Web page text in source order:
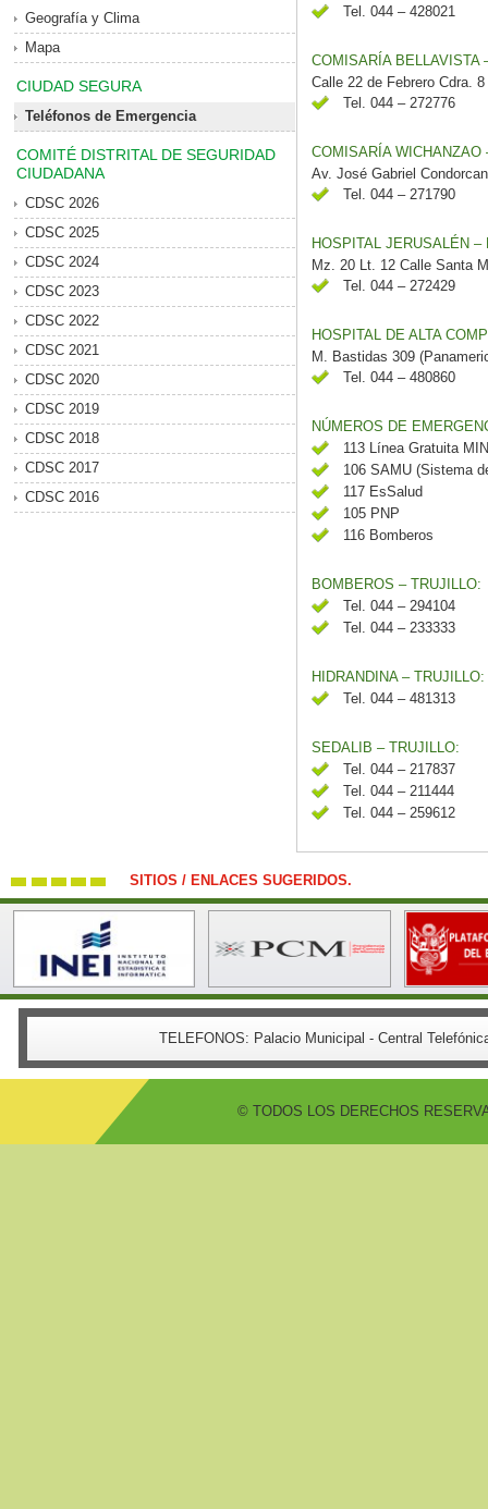
Geografía y Clima
Mapa
CIUDAD SEGURA
Teléfonos de Emergencia
COMITÉ DISTRITAL DE SEGURIDAD
CIUDADANA
CDSC 2026
CDSC 2025
CDSC 2024
CDSC 2023
CDSC 2022
CDSC 2021
CDSC 2020
CDSC 2019
CDSC 2018
CDSC 2017
CDSC 2016
Tel. 044 – 428021
COMISARÍA BELLAVISTA
Calle 22 de Febrero Cdra. 8
Tel. 044 – 272776
COMISARÍA WICHANZAO
Av. José Gabriel
Tel. 044 – 271790
HOSPITAL JERUSALÉN –
Mz. 20 Lt. 12 Calle Santa
Tel. 044 – 272429
HOSPITAL DE ALTA
M. Bastidas 309
Tel. 044 – 480860
NÚMEROS DE
113 Línea Gratuita
106 SAMU (Sistema
117 EsSalud
105 PNP
116 Bomberos
BOMBEROS – TRUJILLO:
Tel. 044 – 294104
Tel. 044 – 233333
HIDRANDINA – TRUJILLO:
Tel. 044 – 481313
SEDALIB – TRUJILLO:
Tel. 044 – 217837
Tel. 044 – 211444
Tel. 044 – 259612
SITIOS / ENLACES SUGERIDOS.
TELEFONOS: Palacio Municipal - Central
© TODOS LOS DERECHOS